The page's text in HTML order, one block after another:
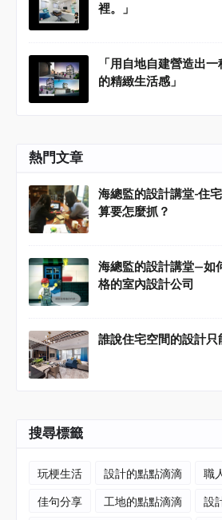
裡。」
「用自地自建營造出
的精緻生活感」
熱門文章
海總監的設計講堂-住
算要怎麼抓？
海總監的設計講堂—如
格的室內設計公司
誰說住宅空間的設計
搜尋標籤
玩梗生活 設計的點點滴滴
職
佳句分享
工地的點點滴滴
設